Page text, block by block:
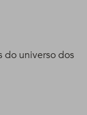
do universo dos